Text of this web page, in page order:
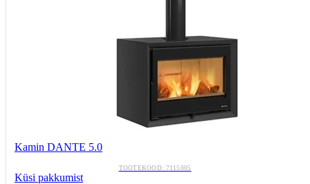
Kamin DANTE 5.0
TOOTEKOOD: 7115005
Küsi pakkumist